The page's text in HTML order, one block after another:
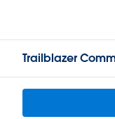
Trailblazer